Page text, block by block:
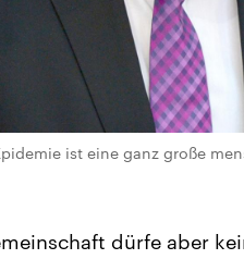
ist eine ganz große
dürfe aber